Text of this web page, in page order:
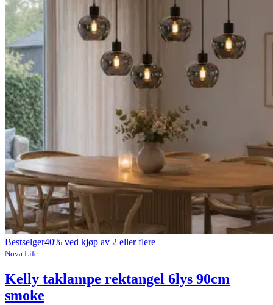
Bestselger40% ved kjøp av 2 eller flere
Nova Life
Kelly taklampe rektangel 6lys 90cm
smoke